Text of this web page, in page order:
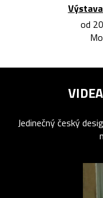
od
Jedinečný český